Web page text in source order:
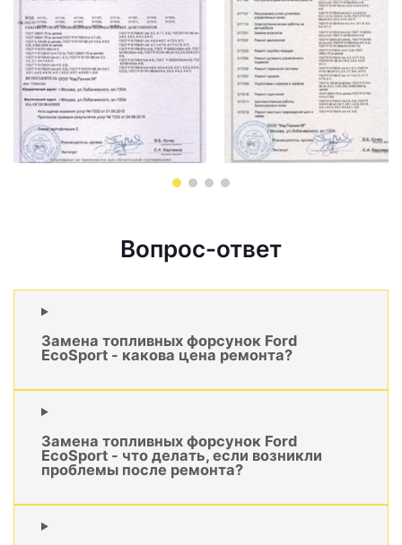
Вопрос-ответ
Замена топливных форсунок Ford
EcoSport - какова цена ремонта?
Замена топливных форсунок Ford
EcoSport - что делать, если возникли
проблемы после ремонта?